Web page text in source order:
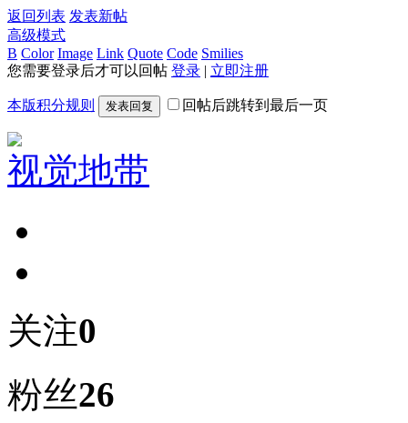
返回列表 发表新帖
高级模式
B Color Image Link Quote Code Smilies
您需要登录后才可以回帖 登录 | 立即注册
本版积分规则 发表回复 回帖后跳转到最后一页
视觉地带
关注0
粉丝26